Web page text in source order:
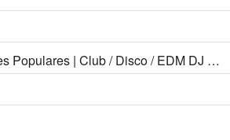
| Club / Disco / EDM DJ Mix #3